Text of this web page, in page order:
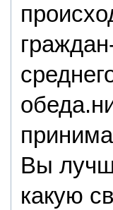
Вы
какую